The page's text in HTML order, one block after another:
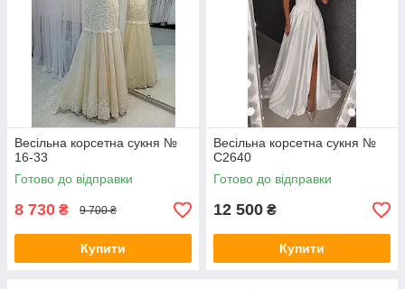
Весільна корсетна сукня №
16-33
Готово до відправки
8 730 ₴ 9 700 ₴
Купити
Весільна корсетна сукня №
C2640
Готово до відправки
12 500 ₴
Купити